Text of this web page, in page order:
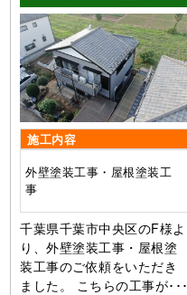
施工内容
外壁塗装工事・屋根塗装工
事
千葉県千葉市中央区のF様よ
り、外壁塗装工事・屋根塗
装工事のご依頼をいただき
ました。 こちらの工事が･･･